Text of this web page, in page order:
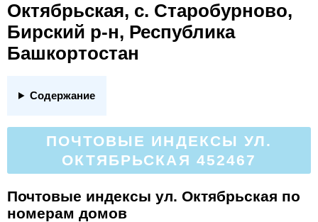
Октябрьская, с. Старобурново,
Бирский р-н, Республика
Башкортостан
Содержание
ПОЧТОВЫЕ ИНДЕКСЫ УЛ.
ОКТЯБРЬСКАЯ 452467
Почтовые индексы ул. Октябрьская по
номерам домов